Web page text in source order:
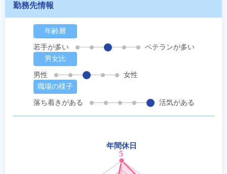
勤務先情報
年齢層
若手が多い
ベテランが多い
男女比
男性
女性
職場の様子
落ち着きがある
活気がある